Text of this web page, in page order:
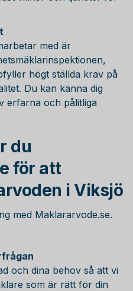
med är
högt ställda krav på
Du kan känna dig
erfarna och pålitliga
du
för att
i Viksjö
med Maklararvode.se.
och dina behov så att vi
som är rätt för din